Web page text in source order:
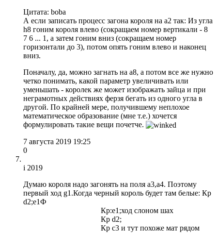
Цитата: boba
А если записать процесс загона короля на a2 так: Из угла
h8 гоним короля влево (сокращаем номер вертикали - 8
7 6 ... 1, а затем гоним вниз (сокращаем номер
горизонтали до 3), потом опять гоним влево и наконец
вниз.
Поначалу, да, можно загнать на a8, а потом все же нужно
четко понимать, какой параметр увеличивать или
уменьшать - королек же может изображать зайца и при
неграмотных действиях ферзя бегать из одного угла в
другой. По крайней мере, получившему неплохое
математическое образование (мне т.е.) хочется
формулировать такие вещи почетче.
7 августа 2019 19:25
0
i 2019
Думаю короля надо загонять на поля а3,а4. Поэтому
первый ход g1.Когда черный король будет там белые: Кр
d2;е1Ф
Кр:е1;ход слоном шах
Кр d2;
Кр c3 и тут похоже мат рядом